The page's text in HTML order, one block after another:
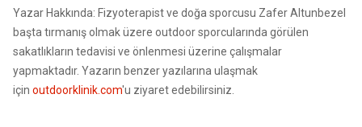
Yazar Hakkında: Fizyoterapist ve doğa sporcusu Zafer Altunbezel
başta tırmanış olmak üzere outdoor sporcularında görülen
sakatlıkların tedavisi ve önlenmesi üzerine çalışmalar
yapmaktadır. Yazarın benzer yazılarına ulaşmak
için outdoorklinik.com'u ziyaret edebilirsiniz.